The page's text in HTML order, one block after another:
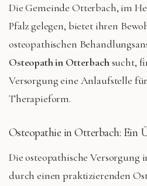
Die Gemeinde Otterbach, im
Pfalz gelegen, bietet ihren
osteopathischen
Osteopath in Otterbachsucht,
Versorgung eine Anlaufstelle
Therapieform.
Osteopathie in Otterbach: Ein
Die osteopathische
durch einen praktizierenden